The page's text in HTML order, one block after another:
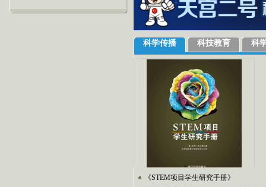
科学传播 科技教育 科
《STEM项目学生研究手册》